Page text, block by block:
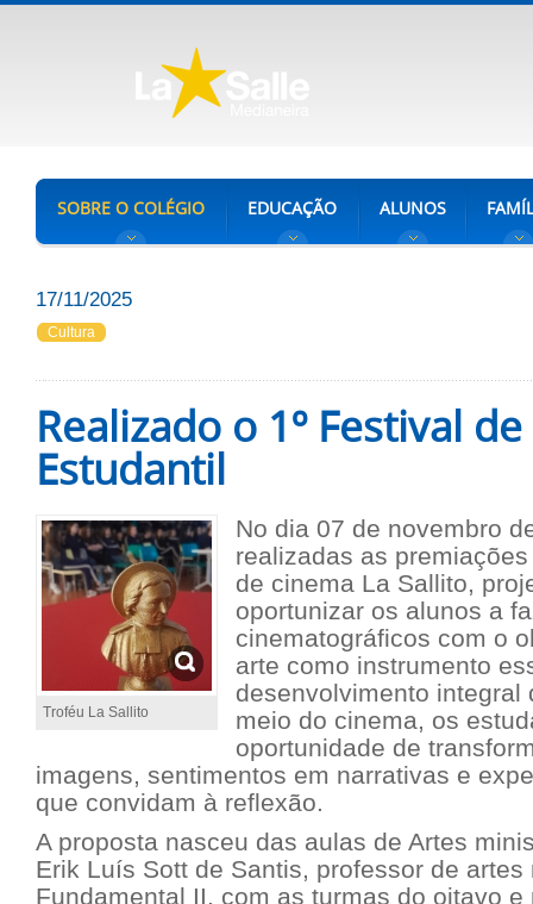
SOBRE O COLÉGIO EDUCAÇÃO ALUNOS
17/11/2025
Cultura
Realizado o 1º Festival
Estudantil
Troféu La Sallito
No dia 07 de novembro
realizadas as
de cinema La Sallito,
oportunizar os alunos a
cinematográficos com o
arte como instrumento
desenvolvimento integral
meio do cinema, os
oportunidade de
imagens, sentimentos em narrativas e
que convidam à reflexão.
A proposta nasceu das aulas de Artes
Erik Luís Sott de Santis, professor de artes
Fundamental II, com as turmas do oitavo e